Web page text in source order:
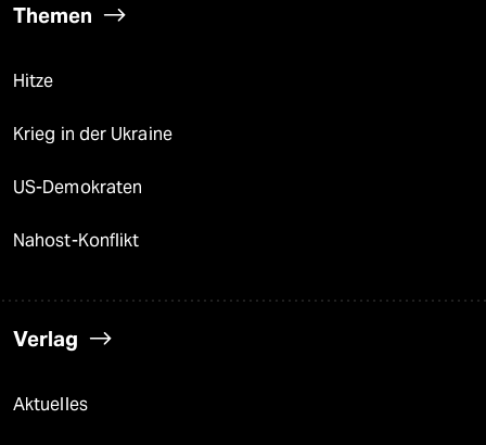
Themen
Hitze
Krieg in der Ukraine
US-Demokraten
Nahost-Konflikt
Verlag
Aktuelles